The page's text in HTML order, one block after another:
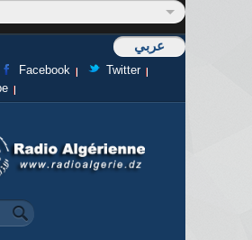
عربي
Facebook
Twitter
de recherche